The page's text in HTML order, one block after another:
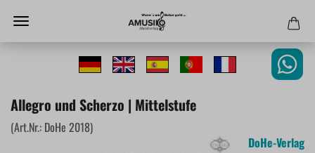
Allegro und Scherzo | Mittelstufe
(Art.Nr.: DoHe 2018)
DoHe-Verlag